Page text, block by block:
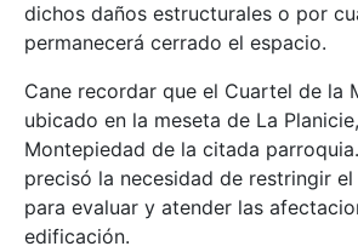
dichos daños estructurales o por
permanecerá cerrado el espacio.
Cane recordar que el Cuartel de la
ubicado en la meseta de La
Montepiedad de la citada
precisó la necesidad de restringir
para evaluar y atender las
edificación.